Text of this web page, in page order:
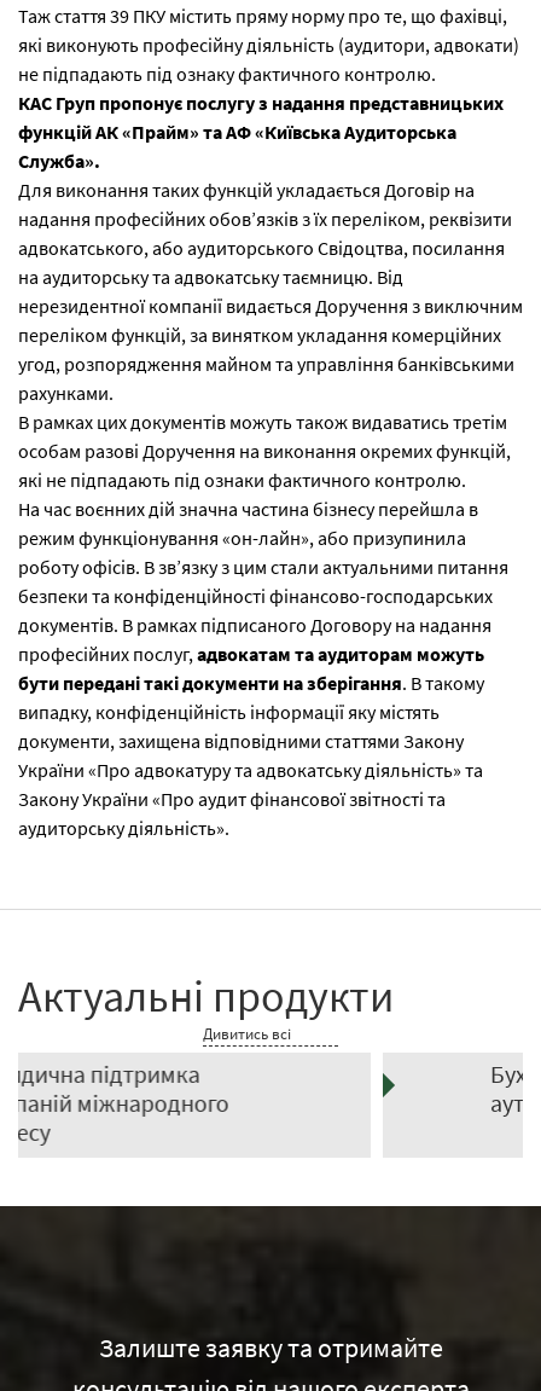
Таж стаття 39 ПКУ містить пряму норму про те, що фахівці,
які виконують професійну діяльність (аудитори, адвокати)
не підпадають під ознаку фактичного контролю.
КАС Груп пропонує послугу з надання представницьких
функцій АК «Прайм» та АФ «Київська Аудиторська
Служба».
Для виконання таких функцій укладається Договір на
надання професійних обов’язків з їх переліком, реквізити
адвокатського, або аудиторського Свідоцтва, посилання
на аудиторську та адвокатську таємницю. Від
нерезидентної компанії видається Доручення з виключним
переліком функцій, за винятком укладання комерційних
угод, розпорядження майном та управління банківськими
рахунками.
В рамках цих документів можуть також видаватись третім
особам разові Доручення на виконання окремих функцій,
які не підпадають під ознаки фактичного контролю.
На час воєнних дій значна частина бізнесу перейшла в
режим функціонування «он-лайн», або призупинила
роботу офісів. В зв’язку з цим стали актуальними питання
безпеки та конфіденційності фінансово-господарських
документів. В рамках підписаного Договору на надання
професійних послуг,адвокатам та аудиторам можуть
бути передані такі документи на зберігання. В такому
випадку, конфіденційність інформації яку містять
документи, захищена відповідними статтями Закону
України «Про адвокатуру та адвокатську діяльність» та
Закону України «Про аудит фінансової звітності та
аудиторську діяльність».
Актуальні продукти
Дивитись всі
Бухгалтерський
аутсорсинг
Залиште заявку та отримайте